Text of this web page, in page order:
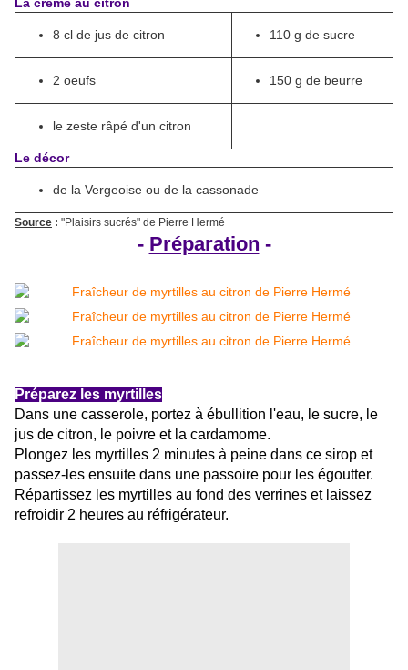
8 cl de jus de citron 110 g de sucre
2 oeufs 150 g de beurre
le zeste râpé d'un citron
Le décor
de la Vergeoise ou de la cassonade
Source : "Plaisirs sucrés" de Pierre Hermé
- Préparation -
Préparez les myrtilles
Dans une casserole, portez à ébullition l'eau, le sucre, le
jus de citron, le poivre et la cardamome.
Plongez les myrtilles 2 minutes à peine dans ce sirop et
passez-les ensuite dans une passoire pour les égoutter.
Répartissez les myrtilles au fond des verrines et laissez
refroidir 2 heures au réfrigérateur.